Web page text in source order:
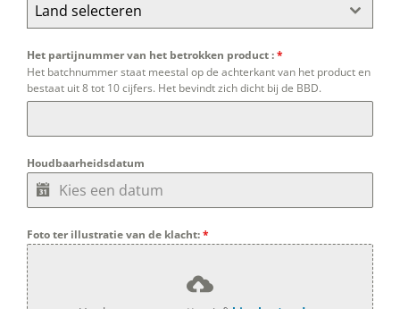
Land selecteren
Het partijnummer van het betrokken product :*
Het batchnummer staat meestal op de achterkant van het product en
bestaat uit 8 tot 10 cijfers. Het bevindt zich dicht bij de BBD.
Houdbaarheidsdatum
Foto ter illustratie van de klacht:*